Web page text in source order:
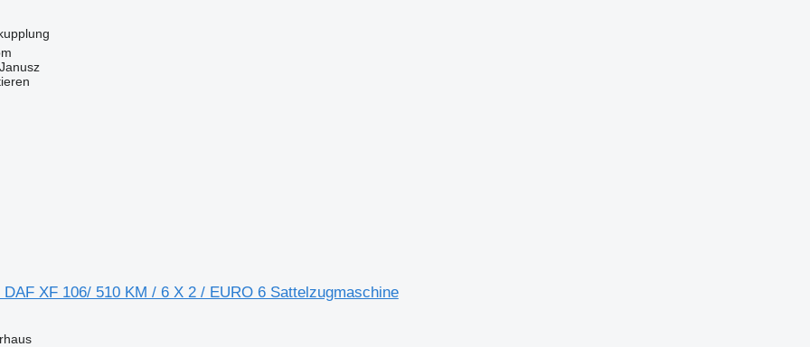
XF 106/ 510 KM / 6 X 2 / EURO 6 Sattelzugmaschine